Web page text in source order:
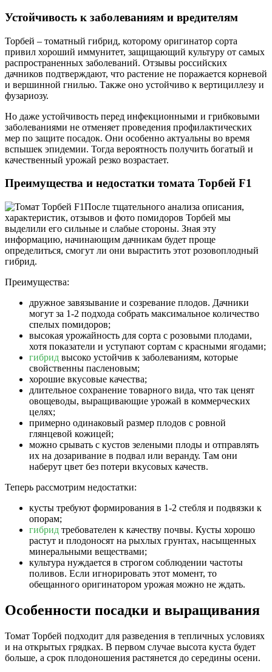
Устойчивость к заболеваниям и вредителям
Торбей – томатный гибрид, которому оригинатор сорта
привил хороший иммунитет, защищающий культуру от самых
распространенных заболеваний. Отзывы российских
дачников подтверждают, что растение не поражается корневой
и вершинной гнилью. Также оно устойчиво к вертициллезу и
фузариозу.
Но даже устойчивость перед инфекционными и грибковыми
заболеваниями не отменяет проведения профилактических
мер по защите посадок. Они особенно актуальны во время
вспышек эпидемии. Тогда вероятность получить богатый и
качественный урожай резко возрастает.
Преимущества и недостатки томата Торбей F1
После тщательного анализа описания,
характеристик, отзывов и фото помидоров Торбей мы
выделили его сильные и слабые стороны. Зная эту
информацию, начинающим дачникам будет проще
определиться, смогут ли они вырастить этот розовоплодный
гибрид.
Преимущества:
дружное завязывание и созревание плодов. Дачники
могут за 1-2 подхода собрать максимальное количество
спелых помидоров;
высокая урожайность для сорта с розовыми плодами,
хотя показатели и уступают сортам с красными ягодами;
гибрид высоко устойчив к заболеваниям, которые
свойственны пасленовым;
хорошие вкусовые качества;
длительное сохранение товарного вида, что так ценят
овощеводы, выращивающие урожай в коммерческих
целях;
примерно одинаковый размер плодов с ровной
глянцевой кожицей;
можно срывать с кустов зелеными плоды и отправлять
их на дозаривание в подвал или веранду. Там они
наберут цвет без потери вкусовых качеств.
Теперь рассмотрим недостатки:
кусты требуют формирования в 1-2 стебля и подвязки к
опорам;
гибрид требователен к качеству почвы. Кусты хорошо
растут и плодоносят на рыхлых грунтах, насыщенных
минеральными веществами;
культура нуждается в строгом соблюдении частоты
поливов. Если игнорировать этот момент, то
обещанного оригинатором урожая можно не ждать.
Особенности посадки и выращивания
Томат Торбей подходит для разведения в тепличных условиях
и на открытых грядках. В первом случае высота куста будет
больше, а срок плодоношения растянется до середины осени.